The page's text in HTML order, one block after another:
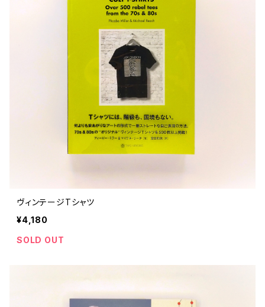
ヴィンテージTシャツ
¥4,180
SOLD OUT